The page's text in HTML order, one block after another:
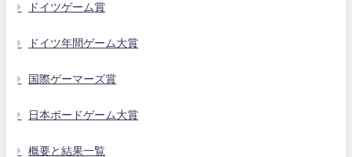
ドイツゲーム賞
ドイツ年間ゲーム大賞
国際ゲーマーズ賞
日本ボードゲーム大賞
概要と結果一覧